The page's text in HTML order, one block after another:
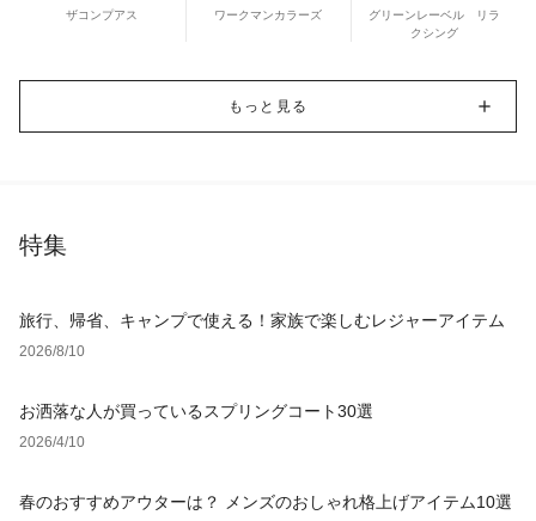
ザコンプアス
ワークマンカラーズ
グリーンレーベル リラ
クシング
もっと見る
特集
旅行、帰省、キャンプで使える！家族で楽しむレジャーアイテム
2026/8/10
お洒落な人が買っているスプリングコート30選
2026/4/10
春のおすすめアウターは？ メンズのおしゃれ格上げアイテム10選